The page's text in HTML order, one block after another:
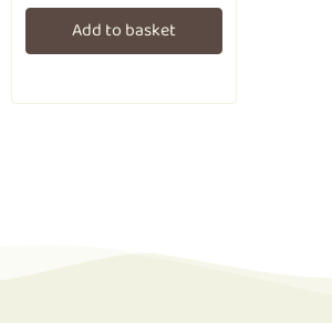
Add to basket